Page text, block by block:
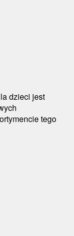
dzieci jest
tego